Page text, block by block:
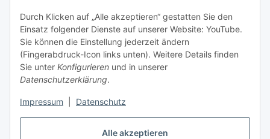
Alle akzeptieren
Durch Klicken auf „Alle akzeptieren“ gestatten Sie den
Einsatz folgender Dienste auf unserer Website: YouTube.
Sie können die Einstellung jederzeit ändern
(Fingerabdruck-Icon links unten). Weitere Details finden
Sie unter Konfigurieren und in unserer
Datenschutzerklärung.
Impressum Datenschutz
Informationen
Gesetzliche Informationen